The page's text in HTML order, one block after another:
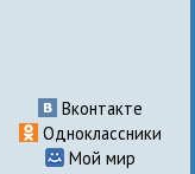
Вконтакте
Одноклассники
Мой мир